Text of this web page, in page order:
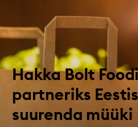
Hakka Bolt
partneriks
suurenda müüki